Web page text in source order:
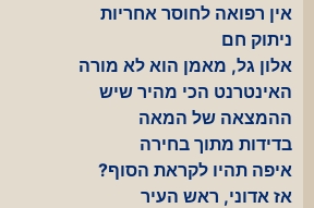
אין רפואה לחוסר אחריות
ניתוק חם
אלון גל, מאמן הוא לא מורה
האינטרנט הכי מהיר שיש
ההמצאה של המאה
בדידות מתוך בחירה
איפה תהיו לקראת הסוף?
אז אדוני, ראש העיר